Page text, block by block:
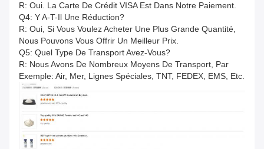
R: Oui. La Carte De Crédit VISA Est Dans Notre Paiement.
Q4: Y A-T-Il Une Réduction?
R: Oui, Si Vous Voulez Acheter Une Plus Grande Quantité,
Nous Pouvons Vous Offrir Un Meilleur Prix.
Q5: Quel Type De Transport Avez-Vous?
R: Nous Avons De Nombreux Moyens De Transport, Par
Exemple: Air, Mer, Lignes Spéciales, TNT, FEDEX, EMS, Etc.